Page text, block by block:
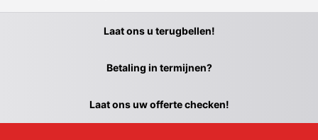
Laat ons u terugbellen!
Betaling in termijnen?
Laat ons uw offerte checken!